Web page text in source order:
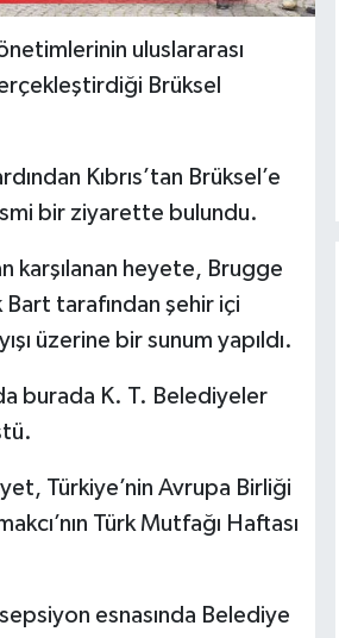
uluslararası
Brüksel
Kıbrıs’tan Brüksel’e
bir ziyarette bulundu.
karşılanan heyete, Brugge
tarafından şehir içi
üzerine bir sunum yapıldı.
burada K. T. Belediyeler
Türkiye’nin Avrupa Birliği
Türk Mutfağı Haftası
esnasında Belediye